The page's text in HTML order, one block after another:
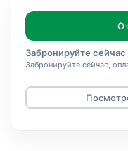
Забронируйте
Забронируйте сейчас,